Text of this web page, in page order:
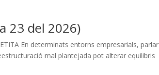
23 del 2026)
En determinats entorns empresarials, parlar
mal plantejada pot alterar equilibris